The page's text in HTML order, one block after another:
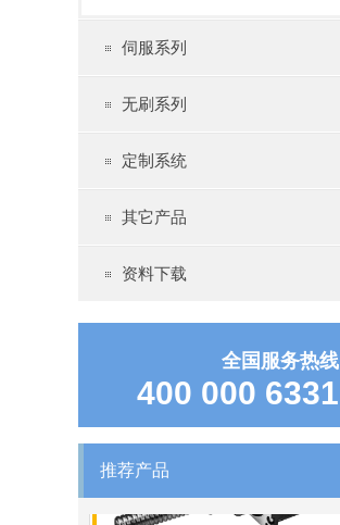
伺服系列
无刷系列
定制系统
其它产品
资料下载
全国服务热线
400 000 6331
推荐产品